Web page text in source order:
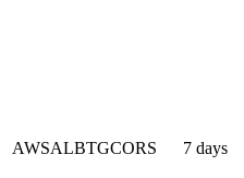
AWSALBTGCORS 7 days